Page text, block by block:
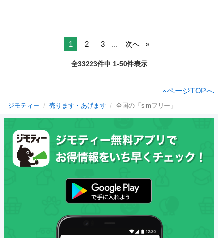
1 2 3 ... 次へ
全33223件中 1-50件表示
ページTOPへ
ジモティー 売ります・あげます 全国の「simフリー」